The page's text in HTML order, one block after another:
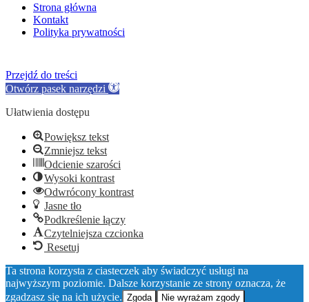
Strona główna
Kontakt
Polityka prywatności
Przejdź do treści
Otwórz pasek narzędzi
Ułatwienia dostępu
Powiększ tekst
Zmniejsz tekst
Odcienie szarości
Wysoki kontrast
Odwrócony kontrast
Jasne tło
Podkreślenie łączy
Czytelniejsza czcionka
Resetuj
Ta strona korzysta z ciasteczek aby świadczyć usługi na
najwyższym poziomie. Dalsze korzystanie ze strony oznacza, że
zgadzasz się na ich użycie. Zgoda
Nie wyrażam zgody